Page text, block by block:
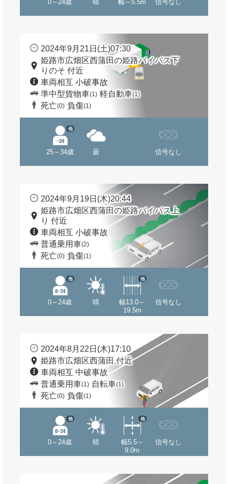
0～24歳 晴 幅～5.5m 信号なし
2024年9月21日(土)07:30
姫路市広畑区西蒲田の姫路バイパス下
りのそ 付近
車両相互 小破事故
準中型貨物車(1) 軽自動車(1)
死亡(0) 負傷(1)
25～34歳
他
曇 信号なし
2024年9月19日(木)20:44
姫路市広畑区西蒲田の姫路バイパス上
り 付近
車両相互 小破事故
普通乗用車(2)
死亡(0) 負傷(1)
0～24歳
他
晴
幅13.0～
19.5m
他
信号なし
2024年8月22日(木)17:10
姫路市広畑区西蒲田 付近
車両相互 中破事故
普通乗用車(1) 自転車(1)
死亡(0) 負傷(1)
0～24歳
他
晴
幅5.5～
9.0m
他
信号なし